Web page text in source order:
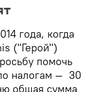
года, когда
("Герой")
помочь
налогам — 30
общая сумма